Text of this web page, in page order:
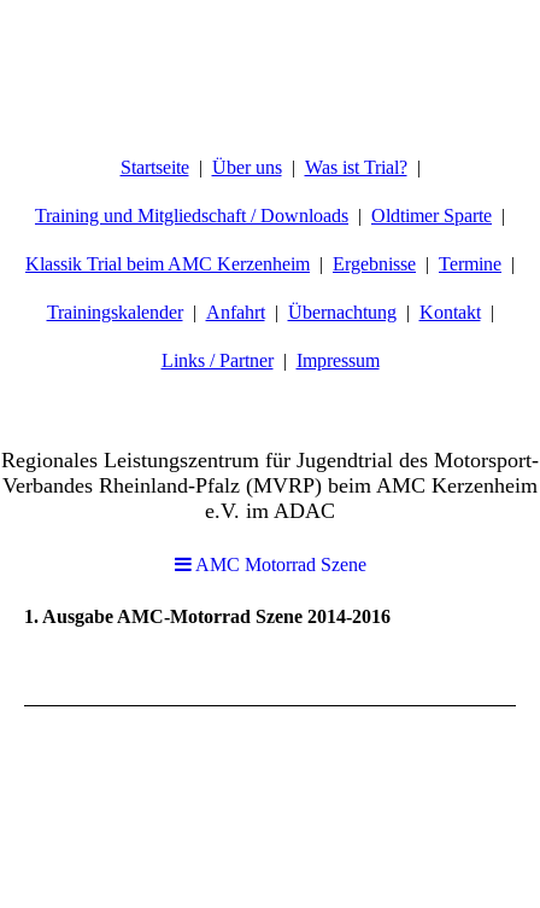
Startseite Über uns Was ist Trial?
Training und Mitgliedschaft / Downloads Oldtimer Sparte
Klassik Trial beim AMC Kerzenheim Ergebnisse Termine
Trainingskalender Anfahrt Übernachtung Kontakt
Links / Partner Impressum
Regionales Leistungszentrum für Jugendtrial des Motorsport-
Verbandes Rheinland-Pfalz (MVRP) beim AMC Kerzenheim
e.V. im ADAC
AMC Motorrad Szene
1. Ausgabe AMC-Motorrad Szene 2014-2016